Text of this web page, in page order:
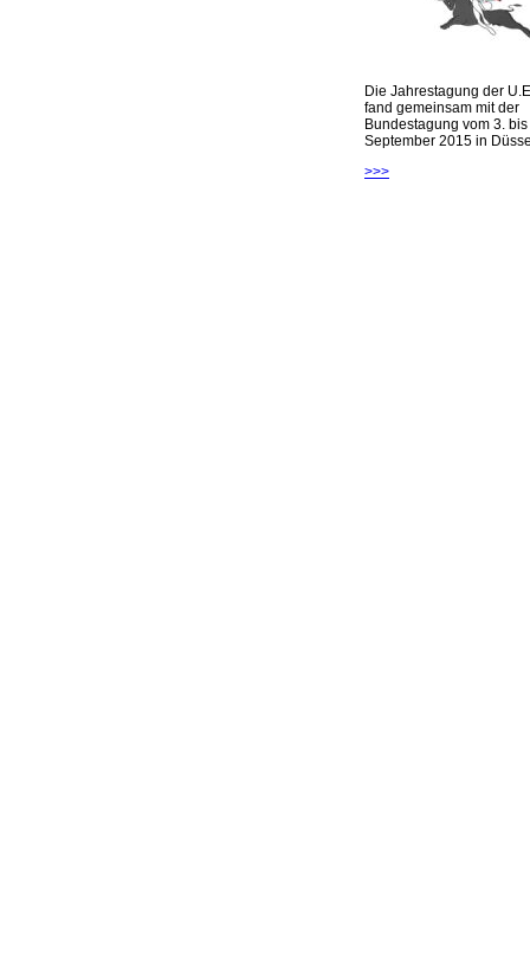
Die Jahrestagung der
fand gemeinsam mit der
Bundestagung vom 3. bis
September 2015 in
>>>